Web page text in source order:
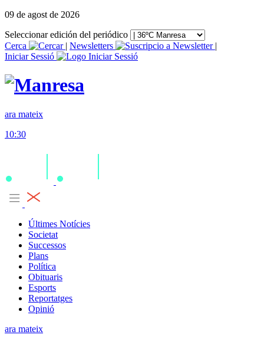
09 de agost de 2026
Seleccionar edición del periódico
Cerca
| Newsletters
|
Iniciar Sessió
ara mateix
10:30
Últimes Notícies
Societat
Successos
Plans
Política
Obituaris
Esports
Reportatges
Opinió
ara mateix